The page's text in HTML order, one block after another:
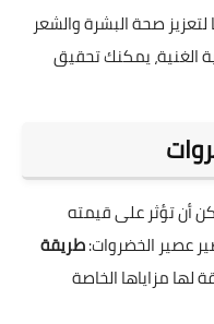
لتعزيز صحة البشرة والشعر
الغنية، يمكنك تحقيق
أن تؤثر على قيمته
عصير الخضروات:طريقة
لها مزاياها الخاصة